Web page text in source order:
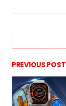
PREVIOUS POST